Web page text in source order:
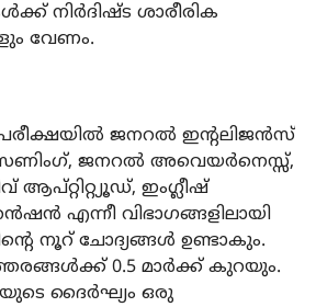
നിർദിഷ്ട ശാരീരിക
വേണം.
ജനറൽ ഇന്റലിജൻസ്
ജനറൽ അവെയർനെസ്സ്,
ആപ്റ്റിറ്റ്യൂഡ്, ഇംഗ്ലീഷ്
എന്നീ വിഭാഗങ്ങളിലായി
നൂറ് ചോദ്യങ്ങൾ ഉണ്ടാകും.
0.5 മാർക്ക് കുറയും.
ദൈർഘ്യം ഒരു